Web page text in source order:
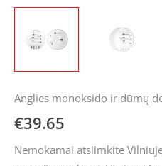
Anglies monoksido ir dūmų
€39.65
Nemokamai atsiimkite